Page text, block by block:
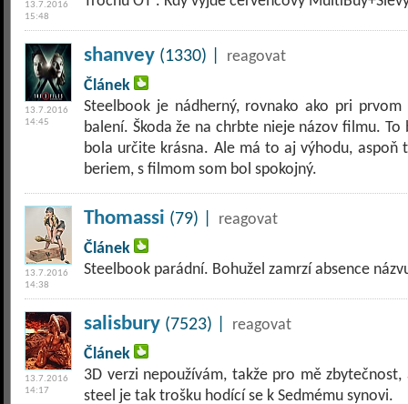
13.7.2016
15:48
13.7.2016
14:45
shanvey (1330) |
reagovat
Článek
Steelbook je nádherný, rovnako ako pri
balení. Škoda že na chrbte nieje názov filmu.
bola určite krásna. Ale má to aj výhodu, aspoň
beriem, s filmom som bol spokojný.
13.7.2016
14:38
Thomassi (79) |
reagovat
Článek
Steelbook parádní. Bohužel zamrzí absence
13.7.2016
14:17
salisbury (7523) |
reagovat
Článek
3D verzi nepoužívám, takže pro mě
steel je tak trošku hodící se k Sedmému synovi.